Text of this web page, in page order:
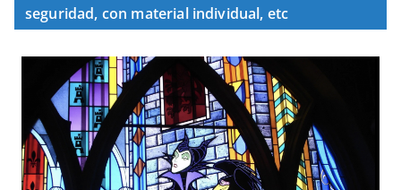
seguridad, con material individual, etc